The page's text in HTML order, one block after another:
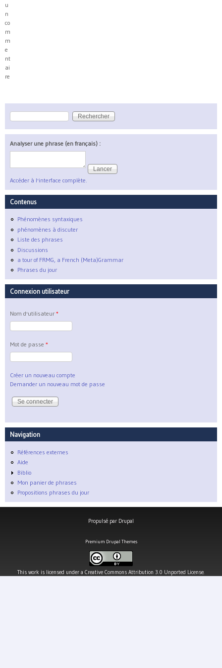
u
n
co
m
m
e
nt
ai
re
Formulaire de recherche
Rechercher
Analyser une phrase (en français) :
Accéder à l'interface complète.
Contenus
Phénomènes syntaxiques
phénomènes à discuter
Liste des phrases
Discussions
a tour of FRMG, a French (Meta)Grammar
Phrases du jour
Connexion utilisateur
Nom d'utilisateur *
Mot de passe *
Créer un nouveau compte
Demander un nouveau mot de passe
Navigation
Références externes
Aide
Biblio
Mon panier de phrases
Propositions phrases du jour
Propulsé par Drupal
Premium Drupal Themes
This work is licensed under a Creative Commons Attribution 3.0 Unported License.